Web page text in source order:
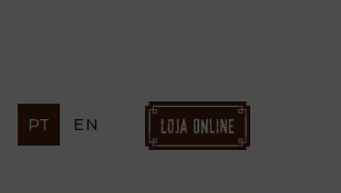
PT EN